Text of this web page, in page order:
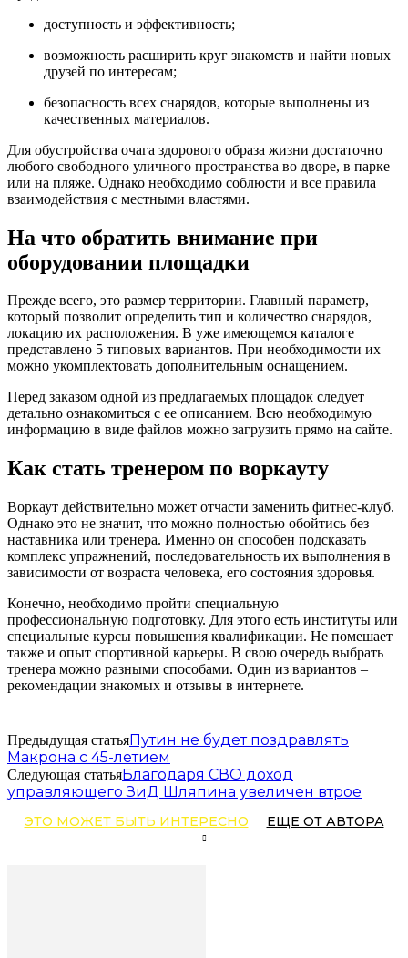
доступность и эффективность;
возможность расширить круг знакомств и найти новых
друзей по интересам;
безопасность всех снарядов, которые выполнены из
качественных материалов.
Для обустройства очага здорового образа жизни достаточно
любого свободного уличного пространства во дворе, в парке
или на пляже. Однако необходимо соблюсти и все правила
взаимодействия с местными властями.
На что обратить внимание при
оборудовании площадки
Прежде всего, это размер территории. Главный параметр,
который позволит определить тип и количество снарядов,
локацию их расположения. В уже имеющемся каталоге
представлено 5 типовых вариантов. При необходимости их
можно укомплектовать дополнительным оснащением.
Перед заказом одной из предлагаемых площадок следует
детально ознакомиться с ее описанием. Всю необходимую
информацию в виде файлов можно загрузить прямо на сайте.
Как стать тренером по воркауту
Воркаут действительно может отчасти заменить фитнес-клуб.
Однако это не значит, что можно полностью обойтись без
наставника или тренера. Именно он способен подсказать
комплекс упражнений, последовательность их выполнения в
зависимости от возраста человека, его состояния здоровья.
Конечно, необходимо пройти специальную
профессиональную подготовку. Для этого есть институты или
специальные курсы повышения квалификации. Не помешает
также и опыт спортивной карьеры. В свою очередь выбрать
тренера можно разными способами. Один из вариантов –
рекомендации знакомых и отзывы в интернете.
Предыдущая статьяПутин не будет поздравлять
Макрона с 45-летием
Следующая статьяБлагодаря СВО доход
управляющего ЗиД Шляпина увеличен втрое
ЭТО МОЖЕТ БЫТЬ ИНТЕРЕСНО ЕЩЕ ОТ АВТОРА